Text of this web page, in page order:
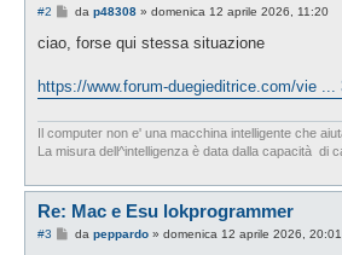
#2
M
s
g
g
o
da p48308» domenica 12 aprile 2026, 11:20
ciao, forse qui stessa situazione
https://www.forum-duegieditrice.com/vie ...
Il computer non e' una macchina intelligente che
La misura dell^intelligenza è data dalla capacità di
Re: Mac e Esu lokprogrammer
#3
Mda peppardo» domenica 12 aprile 2026, 20:01